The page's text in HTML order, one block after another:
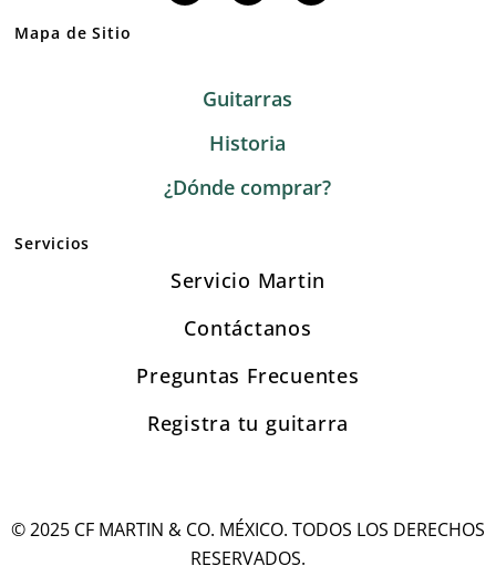
Mapa de Sitio
Guitarras
Historia
¿Dónde comprar?
Servicios
Servicio Martin
Contáctanos
Preguntas Frecuentes
Registra tu guitarra
© 2025 CF MARTIN & CO. MÉXICO. TODOS LOS DERECHOS
RESERVADOS.